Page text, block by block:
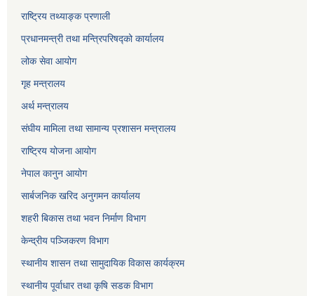
राष्ट्रिय तथ्याङ्क प्रणाली
प्रधानमन्त्री तथा मन्त्रिपरिषद्को कार्यालय
लोक सेवाआयोग
गृह मन्त्रालय
अर्थ मन्त्रालय
संघीय मामिला तथा सामान्य प्रशासन मन्त्रालय
राष्ट्रिय योजना आयोग
नेपाल कानुन आयोग
सार्बजनिक खरिद अनुगमन कार्यालय
शहरी बिकास तथा भवन निर्माण विभाग
केन्द्रीय पञ्जिकरण विभाग
स्थानीय शासन तथा सामुदायिक विकास कार्यक्रम
स्थानीय पूर्वाधार तथा कृषि सडक विभाग